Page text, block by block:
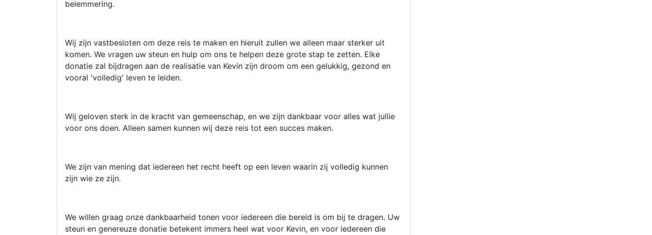
belemmering.
Wij zijn vastbesloten om deze reis te maken en hieruit zullen we alleen maar sterker uit
komen. We vragen uw steun en hulp om ons te helpen deze grote stap te zetten. Elke
donatie zal bijdragen aan de realisatie van Kevin zijn droom om een gelukkig, gezond en
vooral 'volledig' leven te leiden.
Wij geloven sterk in de kracht van gemeenschap, en we zijn dankbaar voor alles wat jullie
voor ons doen. Alleen samen kunnen wij deze reis tot een succes maken.
We zijn van mening dat iedereen het recht heeft op een leven waarin zij volledig kunnen
zijn wie ze zijn.
We willen graag onze dankbaarheid tonen voor iedereen die bereid is om bij te dragen. Uw
steun en genereuze donatie betekent immers heel wat voor Kevin, en voor iedereen die